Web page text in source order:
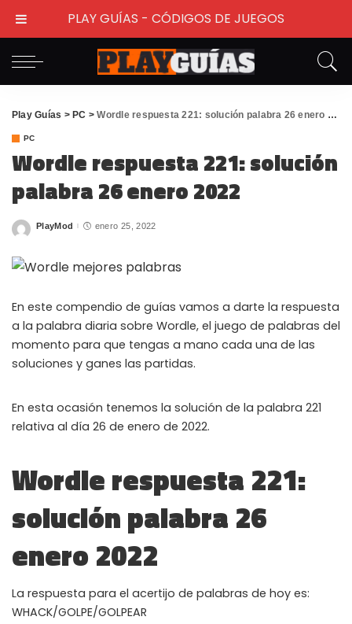
Play Guías > PC >Wordle respuesta 221: solución palabra 26 enero 2022
PC
Wordle respuesta 221: solución
palabra 26 enero 2022
Posted
PlayMod enero 25, 2022
En este compendio de guías vamos a darte la respuesta
a la palabra diaria sobre Wordle, el juego de palabras del
momento para que tengas a mano cada una de las
soluciones y ganes las partidas.
En esta ocasión tenemos la solución de la palabra 221
relativa al día 26 de enero de 2022.
Wordle respuesta 221:
solución palabra 26
enero 2022
La respuesta para el acertijo de palabras de hoy es:
WHACK/GOLPE/GOLPEAR
PLAY GUÍAS - CÓDIGOS DE JUEGOS